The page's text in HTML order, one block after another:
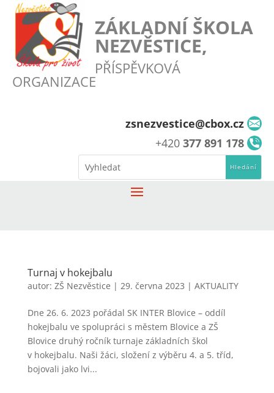
ZÁKLADNÍ ŠKOLA
NEZVĚSTICE,
PŘÍSPĚVKOVÁ
ORGANIZACE
zsnezvestice@cbox.cz
+420 377 891 178
Turnaj v hokejbalu
autor: ZŠ Nezvěstice | 29. června 2023 | AKTUALITY
Dne 26. 6. 2023 pořádal SK INTER Blovice – oddíl
hokejbalu ve spolupráci s městem Blovice a ZŠ
Blovice druhý ročník turnaje základních škol
v hokejbalu. Naši žáci, složení z výběru 4. a 5. tříd,
bojovali jako lvi...